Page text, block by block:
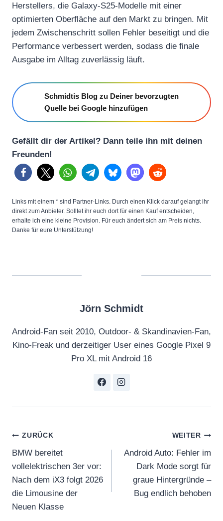
Herstellers, die Galaxy-S25-Modelle mit einer
optimierten Oberfläche auf den Markt zu bringen. Mit
jedem Zwischenschritt sollen Fehler beseitigt und die
Performance verbessert werden, sodass die finale
Ausgabe im Alltag zuverlässig läuft.
Schmidtis Blog zu Deiner bevorzugten
Quelle bei Google hinzufügen
Gefällt dir der Artikel? Dann teile ihn mit deinen
Freunden!
Links mit einem * sind Partner-Links. Durch einen Klick darauf gelangt ihr
direkt zum Anbieter. Solltet ihr euch dort für einen Kauf entscheiden,
erhalte ich eine kleine Provision. Für euch ändert sich am Preis nichts.
Danke für eure Unterstützung!
Jörn Schmidt
Android-Fan seit 2010, Outdoor- & Skandinavien-Fan,
Kino-Freak und derzeitiger User eines Google Pixel 9
Pro XL mit Android 16
Beitragsnavigation
ZURÜCK
BMW bereitet
vollelektrischen 3er vor:
Nach dem iX3 folgt 2026
die Limousine der
Neuen Klasse
WEITER
Android Auto: Fehler im
Dark Mode sorgt für
graue Hintergründe –
Bug endlich behoben